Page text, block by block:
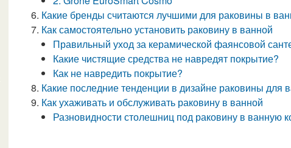
Какие бренды считаются лучшими для раковины в
Как самостоятельно установить раковину в ванной
Правильный уход за керамической фаянсовой
Какие чистящие средства не навредят покрытие?
Как не навредить покрытие?
Какие последние тенденции в дизайне раковины для
Как ухаживать и обслуживать раковину в ванной
Разновидности столешниц под раковину в ванную